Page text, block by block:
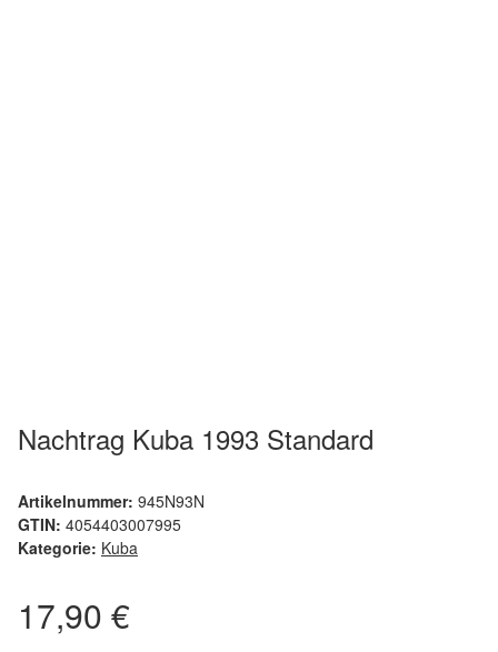
Nachtrag Kuba 1993 Standard
Artikelnummer: 945N93N
GTIN: 4054403007995
Kategorie: Kuba
17,90 €